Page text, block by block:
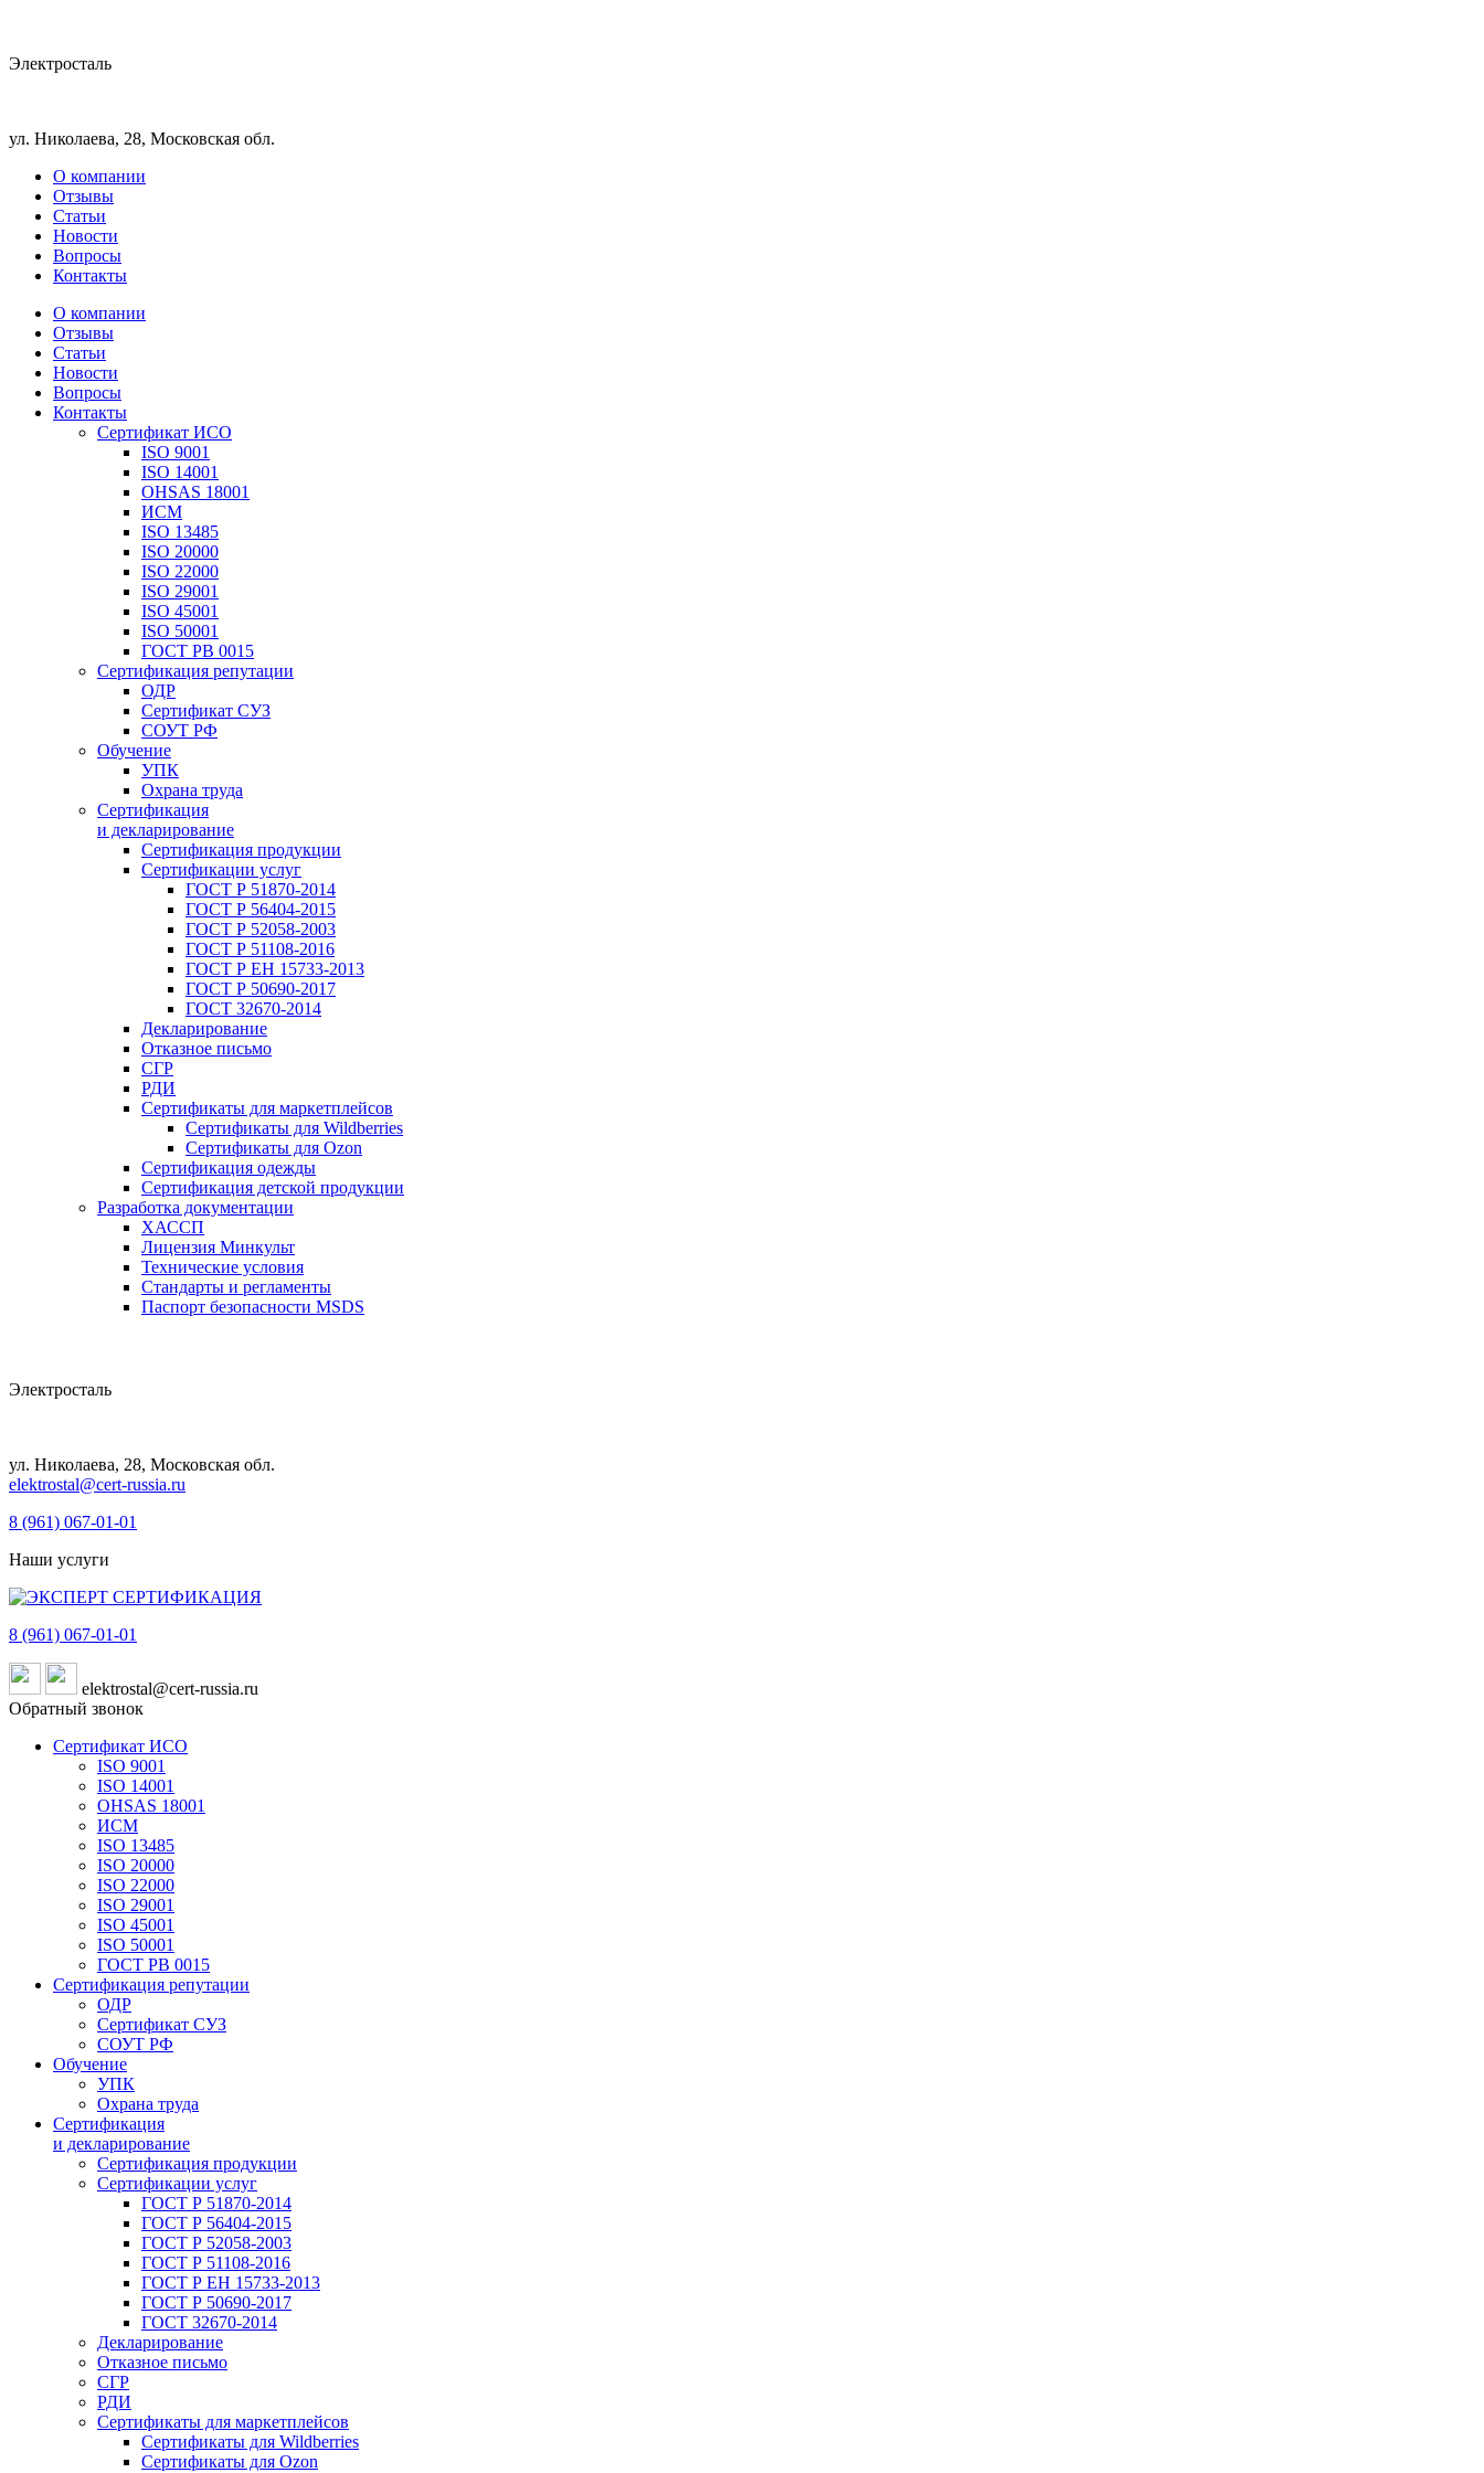
Электросталь
ул. Николаева, 28, Московская обл.
О компании
Отзывы
Статьи
Новости
Вопросы
Контакты
О компании
Отзывы
Статьи
Новости
Вопросы
Контакты
Сертификат ИСО
ISO 9001
ISO 14001
OHSAS 18001
ИСМ
ISO 13485
ISO 20000
ISO 22000
ISO 29001
ISO 45001
ISO 50001
ГОСТ РВ 0015
Сертификация репутации
ОДР
Сертификат СУЗ
СОУТ РФ
Обучение
УПК
Охрана труда
Сертификация
и декларирование
Сертификация продукции
Сертификации услуг
ГОСТ Р 51870-2014
ГОСТ Р 56404-2015
ГОСТ Р 52058-2003
ГОСТ Р 51108-2016
ГОСТ Р ЕН 15733-2013
ГОСТ Р 50690-2017
ГОСТ 32670-2014
Декларирование
Отказное письмо
СГР
РДИ
Сертификаты для маркетплейсов
Сертификаты для Wildberries
Сертификаты для Ozon
Сертификация одежды
Сертификация детской продукции
Разработка документации
ХАССП
Лицензия Минкульт
Технические условия
Стандарты и регламенты
Паспорт безопасности MSDS
Электросталь
ул. Николаева, 28, Московская обл.
elektrostal@cert-russia.ru
8 (961) 067-01-01
Наши услуги
8 (961) 067-01-01
elektrostal@cert-russia.ru
Обратный звонок
Сертификат ИСО
ISO 9001
ISO 14001
OHSAS 18001
ИСМ
ISO 13485
ISO 20000
ISO 22000
ISO 29001
ISO 45001
ISO 50001
ГОСТ РВ 0015
Сертификация репутации
ОДР
Сертификат СУЗ
СОУТ РФ
Обучение
УПК
Охрана труда
Сертификация
и декларирование
Сертификация продукции
Сертификации услуг
ГОСТ Р 51870-2014
ГОСТ Р 56404-2015
ГОСТ Р 52058-2003
ГОСТ Р 51108-2016
ГОСТ Р ЕН 15733-2013
ГОСТ Р 50690-2017
ГОСТ 32670-2014
Декларирование
Отказное письмо
СГР
РДИ
Сертификаты для маркетплейсов
Сертификаты для Wildberries
Сертификаты для Ozon